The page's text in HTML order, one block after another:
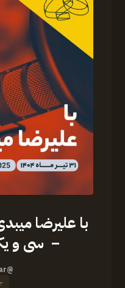
– سی و یکم
@homasarshar